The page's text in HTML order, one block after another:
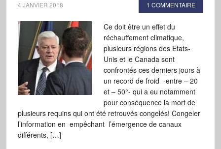
4 JANVIER 2018 1 COMMENTAIRE
Ce doit être un effet du
réchauffement climatique,
plusieurs régions des Etats-
Unis et le Canada sont
confrontés ces derniers jours à
un record de froid -entre – 20
et – 50°- qui a eu notamment
pour conséquence la mort de
plusieurs requins qui ont été retrouvés congelés! Congeler
l’information en empêchant l’émergence de canaux
différents, […]